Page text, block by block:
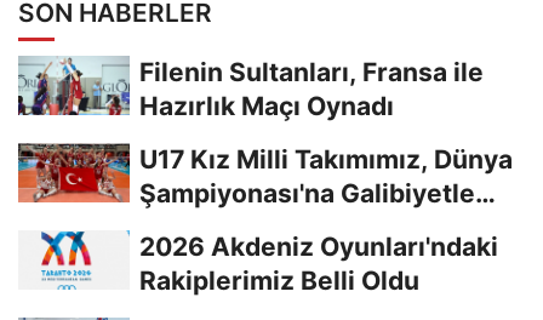
SON HABERLER
Filenin Sultanları, Fransa ile
Hazırlık Maçı Oynadı
U17 Kız Milli Takımımız, Dünya
Şampiyonası'na Galibiyetle
2026 Akdeniz Oyunları'ndaki
Rakiplerimiz Belli Oldu